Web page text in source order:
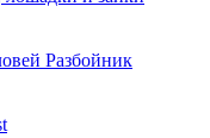
Разбойник